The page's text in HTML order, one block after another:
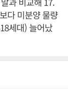
다 미분양 물량
세대) 늘어났